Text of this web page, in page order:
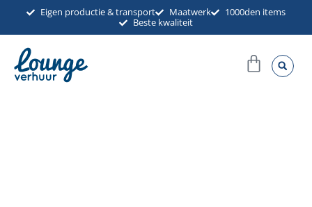
inhoud
Eigen productie & transport Maatwerk
1000den items
Beste kwaliteit